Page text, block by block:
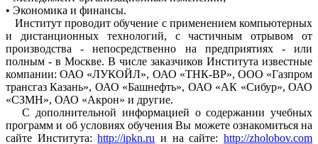
• Экономика и финансы.
Институт проводит обучение с применением компьютерных
и дистанционных технологий, с частичным отрывом от
производства - непосредственно на предприятиях - или
полным - в Москве. В числе заказчиков Института известные
компании: ОАО «ЛУКОЙЛ», ОАО «ТНК-ВР», ООО «Газпром
трансгаз Казань», ОАО «Башнефть», ОАО «АК «Сибур», ОАО
«СЗМН», ОАО «Акрон» и другие.
С дополнительной информацией о содержании учебных
программ и об условиях обучения Вы можете ознакомиться на
сайте Института:http://ipkn.ru и на сайте:http://zholobov.com